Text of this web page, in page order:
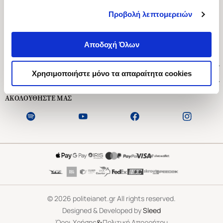
Προβολή λεπτομερειών
Αποδοχή Όλων
Χρησιμοποιήστε μόνο τα απαραίτητα cookies
Ασκληπιού 1-3, Αθήνα 106 79
Δευτέρα - Παρασκευή 09:00-21:00
Εξυπηρέτηση Πελατών
ΑΚΟΛΟΥΘΗΣΤΕ ΜΑΣ
©2026 politeianet.gr All rights reserved.
Designed & Developed bySleed